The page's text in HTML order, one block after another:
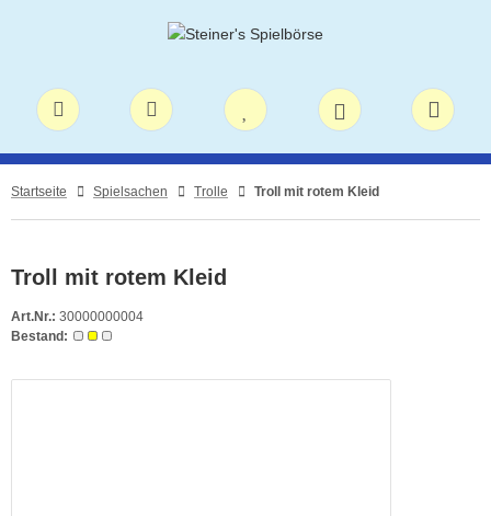
Startseite Spielsachen Trolle Troll mit rotem Kleid
Troll mit rotem Kleid
Art.Nr.: 30000000004
Bestand: